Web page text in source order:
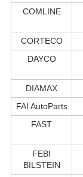
COMLINE
CORTECO
DAYCO
DIAMAX
FAI AutoParts
FAST
FEBI
BILSTEIN